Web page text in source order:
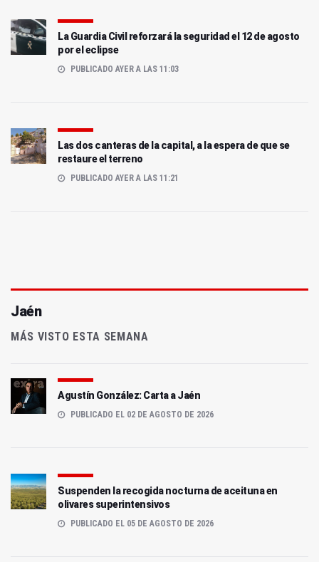
La Guardia Civil reforzará la seguridad el 12 de agosto
por el eclipse
PUBLICADO AYER A LAS 11:03
Las dos canteras de la capital, a la espera de que se
restaure el terreno
PUBLICADO AYER A LAS 11:21
Jaén
MÁS VISTO ESTA SEMANA
Agustín González: Carta a Jaén
PUBLICADO EL 02 DE AGOSTO DE 2026
Suspenden la recogida nocturna de aceituna en
olivares superintensivos
PUBLICADO EL 05 DE AGOSTO DE 2026